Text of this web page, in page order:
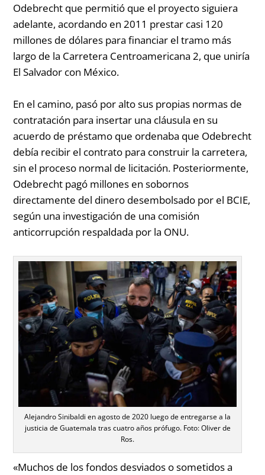
Odebrecht que permitió que el proyecto siguiera
adelante, acordando en 2011 prestar casi 120
millones de dólares para financiar el tramo más
largo de la Carretera Centroamericana 2, que uniría
El Salvador con México.
En el camino, pasó por alto sus propias normas de
contratación para insertar una cláusula en su
acuerdo de préstamo que ordenaba que Odebrecht
debía recibir el contrato para construir la carretera,
sin el proceso normal de licitación. Posteriormente,
Odebrecht pagó millones en sobornos
directamente del dinero desembolsado por el BCIE,
según una investigación de una comisión
anticorrupción respaldada por la ONU.
Alejandro Sinibaldi en agosto de 2020 luego de entregarse a la
justicia de Guatemala tras cuatro años prófugo. Foto: Oliver de
Ros.
«Muchos de los fondos desviados o sometidos a